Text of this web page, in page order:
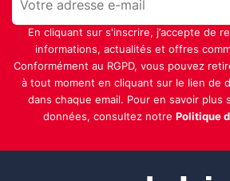
En cliquant sur s'inscrire, j’accepte de
informations, actualités et offres
Conformément au RGPD, vous pouvez
à tout moment en cliquant sur le lien de
dans chaque email. Pour en savoir plus
données, consultez notre Politique